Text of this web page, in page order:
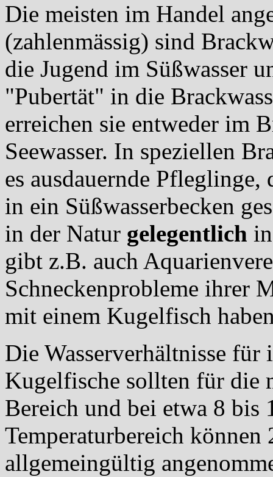
Die meisten im Handel
(zahlenmässig) sind
die Jugend im Süßwasser
"Pubertät" in die
erreichen sie entweder im
Seewasser. In speziellen
es ausdauernde
in ein Süßwasserbecken
in der Natur gelegentlich
gibt z.B. auch
Schneckenprobleme ihrer
mit einem Kugelfisch
Die Wasserverhältnisse für
Kugelfische sollten für die
Bereich und bei etwa 8 bis
Temperaturbereich können
allgemeingültig